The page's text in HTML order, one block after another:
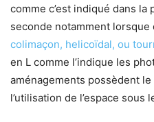
comme c’est indiqué dans
seconde notamment
colimaçon, helicoïdal, ou
en L comme l’indique les
aménagements possèdent
l’utilisation de l’espace sous